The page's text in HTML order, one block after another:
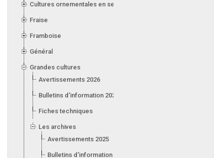
Cultures ornementales en serre
Fraise
Framboise
Général
Grandes cultures
Avertissements 2026
Bulletins d'information 2026
Fiches techniques
Les archives
Avertissements 2025
Bulletins d'information 2025